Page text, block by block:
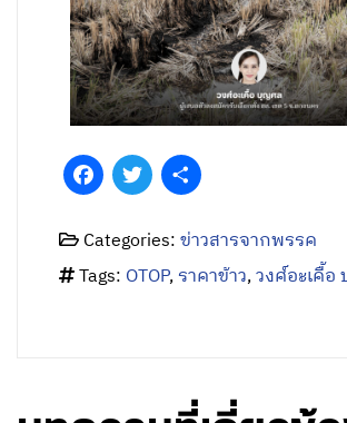
FacebookTwitter
Categories:ข่าวสารจากพรรค
Tags: OTOP,ราคาข้าว,วงศ์อะเคื้